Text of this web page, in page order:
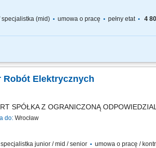
(mid) umowa o pracę pełny etat 4
projektowej. Współpraca z Kierownikiem
Robót Elektrycznych
SPÓŁKA Z OGRANICZONĄ
do: Wrocław
junior / mid / senior umowa o pracę /